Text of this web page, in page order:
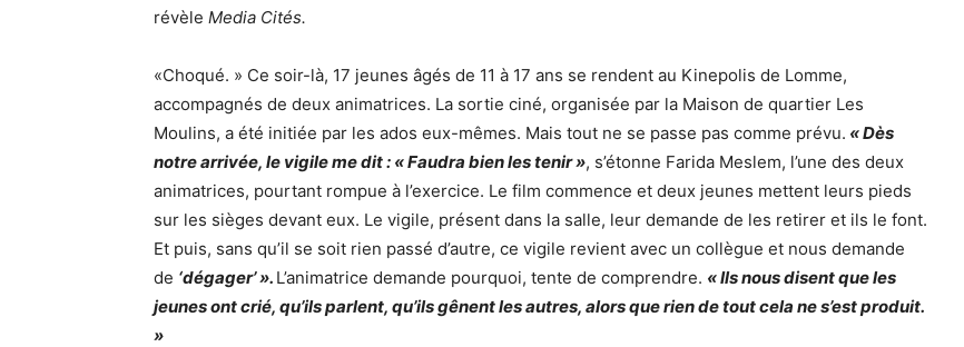
révèle Media Cités.
«Choqué. » Ce soir-là, 17 jeunes âgés de 11 à 17 ans se rendent au Kinepolis de Lomme,
accompagnés de deux animatrices. La sortie ciné, organisée par la Maison de quartier Les
Moulins, a été initiée par les ados eux-mêmes. Mais tout ne se passe pas comme prévu. « Dès
notre arrivée, le vigile me dit : « Faudra bien les tenir », s’étonne Farida Meslem, l’une des deux
animatrices, pourtant rompue à l’exercice. Le film commence et deux jeunes mettent leurs pieds
sur les sièges devant eux. Le vigile, présent dans la salle, leur demande de les retirer et ils le font.
Et puis, sans qu’il se soit rien passé d’autre, ce vigile revient avec un collègue et nous demande
de ‘dégager’ ». L’animatrice demande pourquoi, tente de comprendre. « Ils nous disent que les
jeunes ont crié, qu’ils parlent, qu’ils gênent les autres, alors que rien de tout cela ne s’est produit.
»